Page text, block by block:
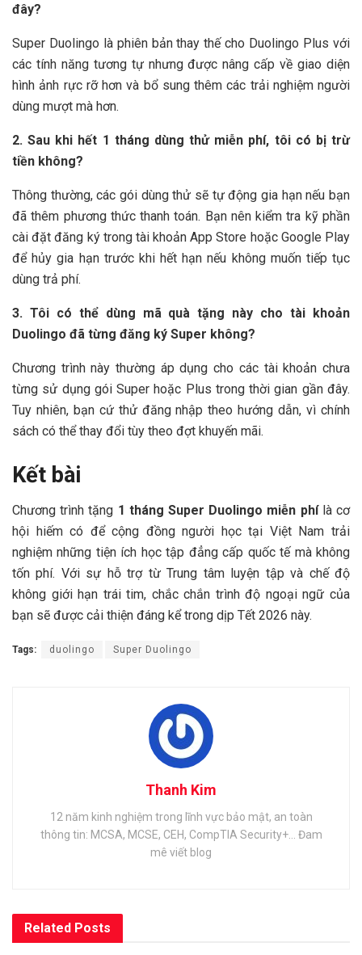
đây?
Super Duolingo là phiên bản thay thế cho Duolingo Plus với
các tính năng tương tự nhưng được nâng cấp về giao diện
hình ảnh rực rỡ hơn và bổ sung thêm các trải nghiệm người
dùng mượt mà hơn.
2. Sau khi hết 1 tháng dùng thử miễn phí, tôi có bị trừ
tiền không?
Thông thường, các gói dùng thử sẽ tự động gia hạn nếu bạn
đã thêm phương thức thanh toán. Bạn nên kiểm tra kỹ phần
cài đặt đăng ký trong tài khoản App Store hoặc Google Play
để hủy gia hạn trước khi hết hạn nếu không muốn tiếp tục
dùng trả phí.
3. Tôi có thể dùng mã quà tặng này cho tài khoản
Duolingo đã từng đăng ký Super không?
Chương trình này thường áp dụng cho các tài khoản chưa
từng sử dụng gói Super hoặc Plus trong thời gian gần đây.
Tuy nhiên, bạn cứ thử đăng nhập theo hướng dẫn, vì chính
sách có thể thay đổi tùy theo đợt khuyến mãi.
Kết bài
Chương trình tặng 1 tháng Super Duolingo miễn phílà cơ
hội hiếm có để cộng đồng người học tại Việt Nam trải
nghiệm những tiện ích học tập đẳng cấp quốc tế mà không
tốn phí. Với sự hỗ trợ từ Trung tâm luyện tập và chế độ
không giới hạn trái tim, chắc chắn trình độ ngoại ngữ của
bạn sẽ được cải thiện đáng kể trong dịp Tết 2026 này.
Tags: duolingo Super Duolingo
Thanh Kim
12 năm kinh nghiệm trong lĩnh vực bảo mật, an toàn
thông tin: MCSA, MCSE, CEH, CompTIA Security+... Đam
mê viết blog
Related Posts